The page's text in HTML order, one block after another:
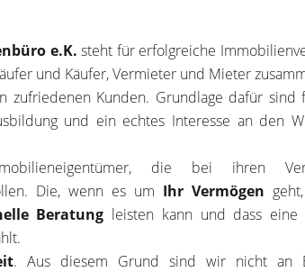
e.K.steht für erfolgreiche
und Käufer, Vermieter und Mieter
zufriedenen Kunden. Grundlage dafür sind
und ein echtes Interesse an den
die bei ihren
Die, wenn es um Ihr Vermögen
Beratung leisten kann und dass eine
. Aus diesem Grund sind wir nicht an